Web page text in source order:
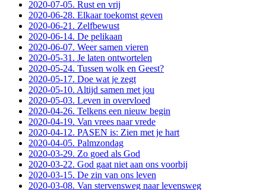
2020-07-05. Rust en vrij
2020-06-28. Elkaar toekomst geven
2020-06-21. Zelfbewust
2020-06-14. De pelikaan
2020-06-07. Weer samen vieren
2020-05-31. Je laten ontwortelen
2020-05-24. Tussen wolk en Geest?
2020-05-17. Doe wat je zegt
2020-05-10. Altijd samen met jou
2020-05-03. Leven in overvloed
2020-04-26. Telkens een nieuw begin
2020-04-19. Van vrees naar vrede
2020-04-12. PASEN is: Zien met je hart
2020-04-05. Palmzondag
2020-03-29. Zo goed als God
2020-03-22. God gaat niet aan ons voorbij
2020-03-15. De zin van ons leven
2020-03-08. Van stervensweg naar levensweg